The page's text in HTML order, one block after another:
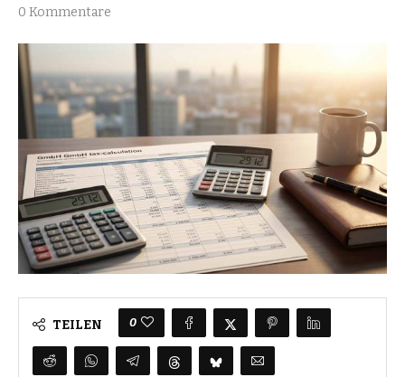
0 Kommentare
TEILEN 0